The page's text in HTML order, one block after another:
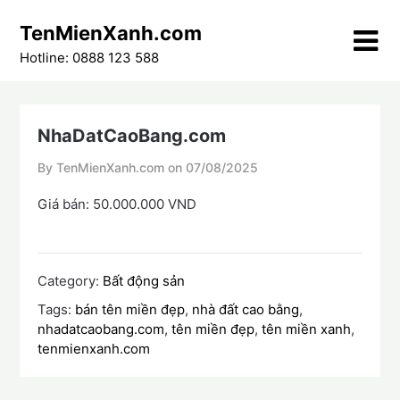
content
TenMienXanh.com
Hotline: 0888 123 588
NhaDatCaoBang.com
By TenMienXanh.com on 07/08/2025
Giá bán: 50.000.000 VND
Category: Bất động sản
Tags: bán tên miền đẹp, nhà đất cao bằng,
nhadatcaobang.com,tên miền đẹp,tên miền xanh,
tenmienxanh.com